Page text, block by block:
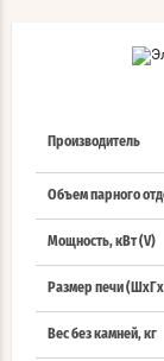
Производитель
Объем парного
Мощность, кВт (V)
Размер печи
Вес без камней, кг